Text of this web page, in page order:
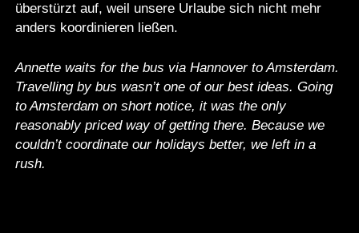
überstürzt auf, weil unsere Urlaube sich nicht mehr
anders koordinieren ließen.
Annette waits for the bus via Hannover to Amsterdam.
Travelling by bus wasn’t one of our best ideas. Going
to Amsterdam on short notice, it was the only
reasonably priced way of getting there. Because we
couldn’t coordinate our holidays better, we left in a
rush.